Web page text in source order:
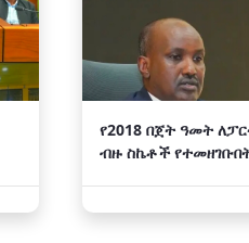
የ2018 በጀት ዓመት
ብዙ ስኬቶች